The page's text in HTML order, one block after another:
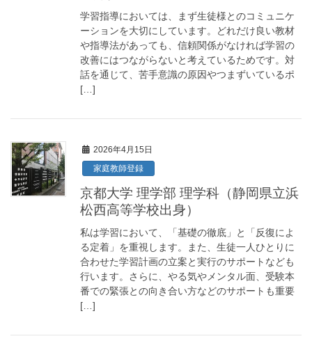
学習指導においては、まず生徒様とのコミュニケ
ーションを大切にしています。どれだけ良い教材
や指導法があっても、信頼関係がなければ学習の
改善にはつながらないと考えているためです。対
話を通じて、苦手意識の原因やつまずいているポ
[…]
2026年4月15日
家庭教師登録
京都大学 理学部 理学科（静岡県立浜
松西高等学校出身）
私は学習において、「基礎の徹底」と「反復によ
る定着」を重視します。また、生徒一人ひとりに
合わせた学習計画の立案と実行のサポートなども
行います。さらに、やる気やメンタル面、受験本
番での緊張との向き合い方などのサポートも重要
[…]